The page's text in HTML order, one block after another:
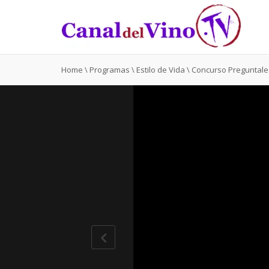
Home \ Programas \ Estilo de Vida \ Concurso